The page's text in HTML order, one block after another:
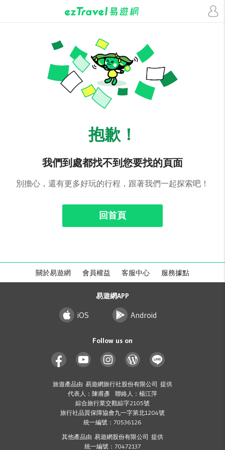
抱歉！
我們到處都找不到您要找的頁面
別擔心，還有更多好玩的行程，跟著我們一起探索吧！
回首頁
關於易遊網 會員權益 客服中心 服務據點
易遊網APP
iOS Android
Follow us on
旅遊產品由 易遊網旅行社股份有限公司 提供
代表人：陳甫彥 聯絡人：楊江萍
綜合旅行業交觀綜字2105號
旅行社品質保障協會九一字第北1204號
統一編號：70536126
其他產品由 易遊網股份有限公司 提供
統一編號：70472137